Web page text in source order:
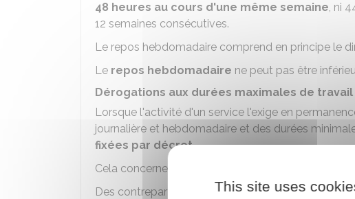
48 heures au cours d'une même semaine, ni
12 semaines consécutives.
Le repos hebdomadaire comprend en principe le
Le repos hebdomadaire ne peut pas être
Dérogations aux durées maximales de
Lorsque l'activité d'un service l'exige en
journalière et hebdomadaire et des durées
fixées par décret.
Cela concerne notamment les services chargés de
Des contreparties sont accordées.
This site uses